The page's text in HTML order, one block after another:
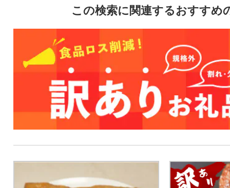
この検索に関連するおすすめ